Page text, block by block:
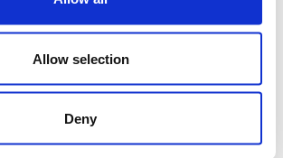
Allow selection
Deny